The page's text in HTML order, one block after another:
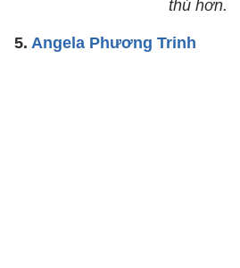
thú hơn.
5. Angela Phương Trinh